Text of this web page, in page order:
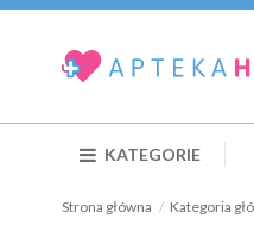
KATEGORIE
Strona główna Kategoria